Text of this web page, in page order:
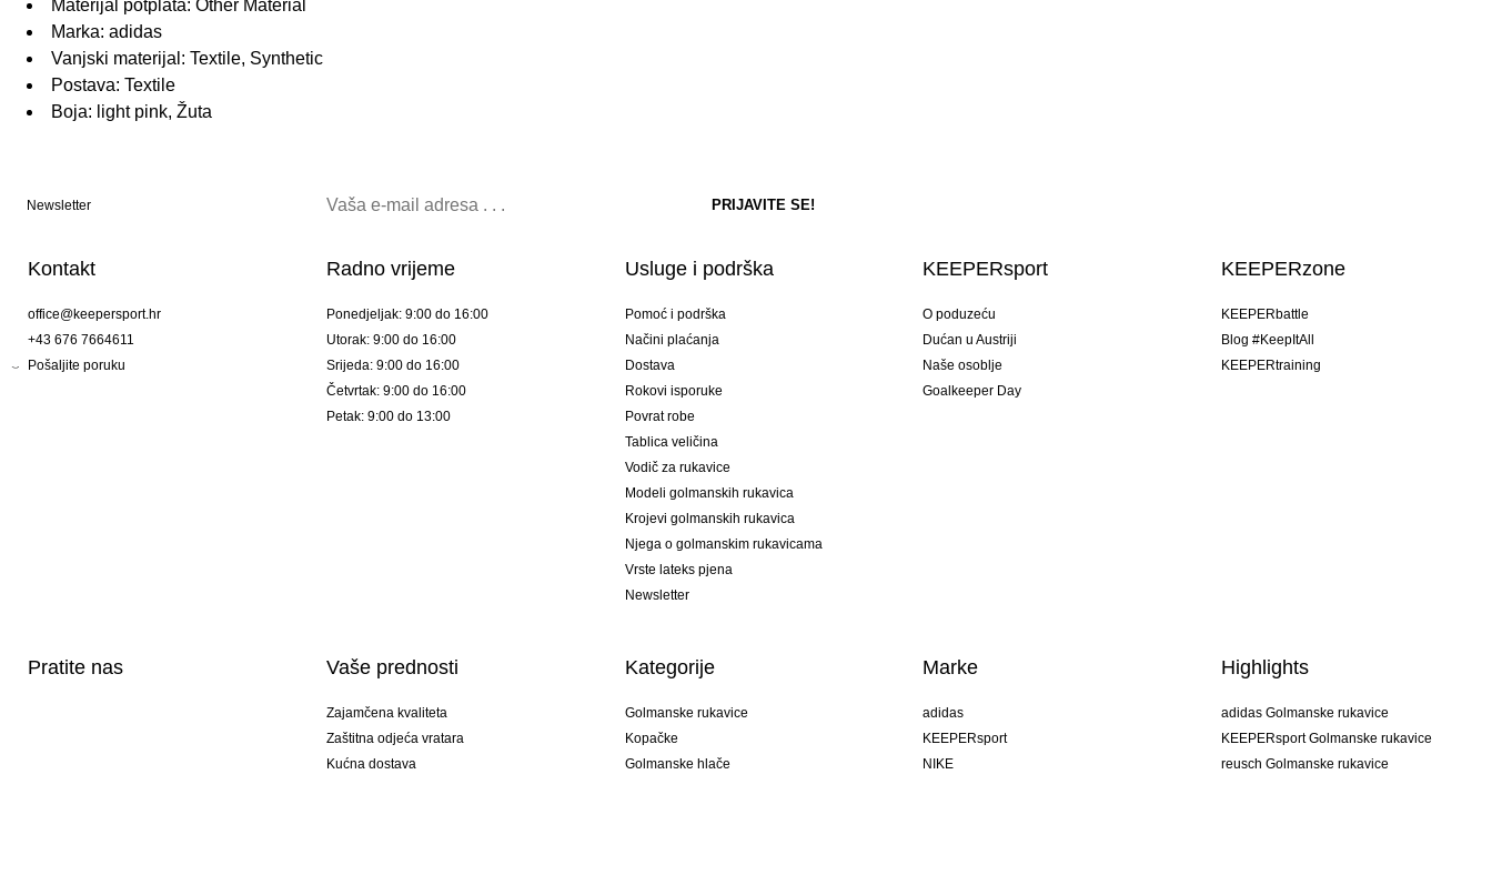
Materijal potplata: Other Material
Marka: adidas
Vanjski materijal: Textile, Synthetic
Postava: Textile
Boja: light pink, Žuta
Newsletter
Kontakt
office@keepersport.hr
+43 676 7664611
Pošaljite poruku
Radno vrijeme
Ponedjeljak: 9:00 do 16:00
Utorak: 9:00 do 16:00
Srijeda: 9:00 do 16:00
Četvrtak: 9:00 do 16:00
Petak: 9:00 do 13:00
Usluge i podrška
Pomoć i podrška
Načini plaćanja
Dostava
Rokovi isporuke
Povrat robe
Tablica veličina
Vodič za rukavice
Modeli golmanskih rukavica
Krojevi golmanskih rukavica
Njega o golmanskim rukavicama
Vrste lateks pjena
Newsletter
KEEPERsport
O poduzeću
Dućan u Austriji
Naše osoblje
Goalkeeper Day
KEEPERzone
KEEPERbattle
Blog #KeepItAll
KEEPERtraining
Pratite nas Vaše prednosti
Zajamčena kvaliteta
Zaštitna odjeća vratara
Kućna dostava
Kategorije
Golmanske rukavice
Kopačke
Golmanske hlače
Marke
adidas
KEEPERsport
NIKE
Highlights
adidas Golmanske rukavice
KEEPERsport Golmanske rukavice
reusch Golmanske rukavice